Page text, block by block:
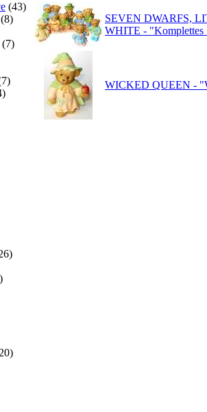
(43)
(8)
(7)
SEVEN DWARFS,
WHITE - "Komplettes
WICKED QUEEN -